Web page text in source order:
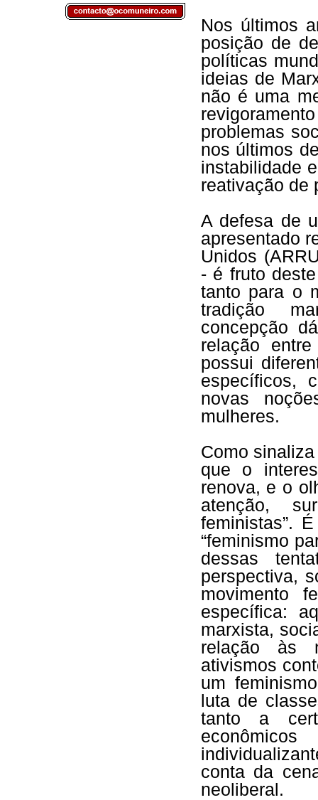
Nos últimos
posição de
políticas
ideias de
não é uma
problemas
nos últimos
instabilidade
reativação de
A defesa de
apresentado
Unidos
- é fruto
tanto para o
tradição
concepção
relação
possui
específicos,
novas
mulheres.
Como
que o
renova, e o
atenção,
feministas”.
“feminismo
dessas
perspectiva,
movimento
específica:
marxista,
relação às
ativismos
um
luta de
tanto a
conta da
neoliberal.